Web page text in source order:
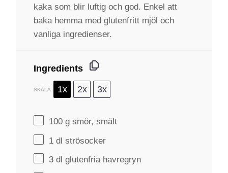
kaka som blir luftig och god. Enkel att
baka hemma med glutenfritt mjöl och
vanliga ingredienser.
Ingredients
SKALA 1x 2x 3x
100 g smör, smält
1 dl strösocker
3 dl glutenfria havregryn